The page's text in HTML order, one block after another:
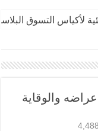
لأكياس التسوق
والوقاية
4,488